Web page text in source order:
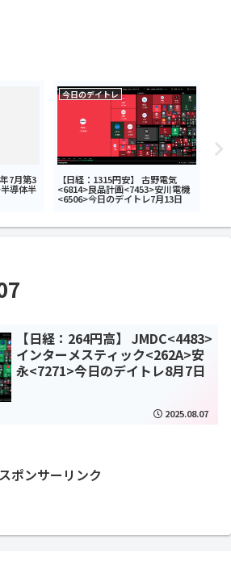
7月第3
導体半
今日のデイトレ
【日経：1315円安】 古野電気
<6814>良品計画<7453>安川電機
<6506>今日のデイトレ7月13日
【日経：264円高】 JMDC<4483>
インターメスティック<262A>安
永<7271>今日のデイトレ8月7日
2025.08.07
スポンサーリンク